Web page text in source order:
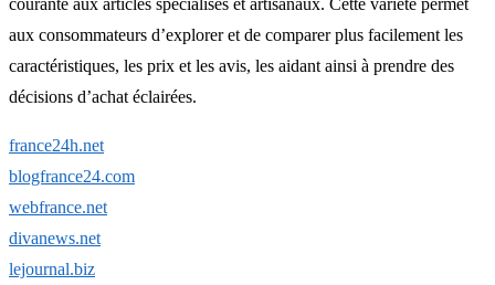
courante aux articles spécialisés et artisanaux. Cette variété permet
aux consommateurs d’explorer et de comparer plus facilement les
caractéristiques, les prix et les avis, les aidant ainsi à prendre des
décisions d’achat éclairées.
france24h.net
blogfrance24.com
webfrance.net
divanews.net
lejournal.biz